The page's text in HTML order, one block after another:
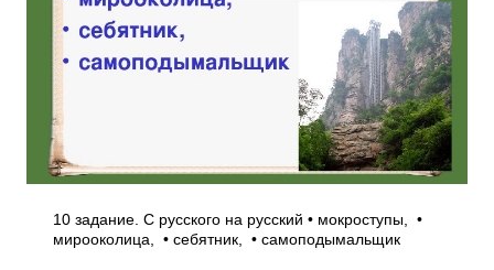
10 задание. С русского на русский • мокроступы, •
мирооколица, • себятник, • самоподымальщик